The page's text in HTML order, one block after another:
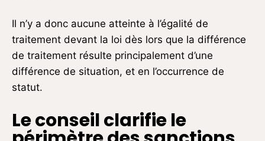
Il n’y a donc aucune atteinte à l’égalité de
traitement devant la loi dès lors que la différence
de traitement résulte principalement d’une
différence de situation, et en l’occurrence de
statut.
Le conseil clarifie le